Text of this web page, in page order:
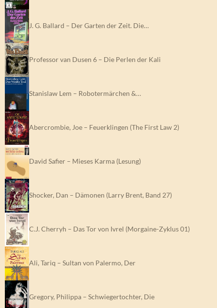
J. G. Ballard – Der Garten der Zeit. Die…
Professor van Dusen 6 – Die Perlen der Kali
Stanislaw Lem – Robotermärchen &…
Abercrombie, Joe – Feuerklingen (The First Law 2)
David Safier – Mieses Karma (Lesung)
Shocker, Dan – Dämonen (Larry Brent, Band 27)
C.J. Cherryh – Das Tor von Ivrel (Morgaine-Zyklus 01)
Ali, Tariq – Sultan von Palermo, Der
Gregory, Philippa – Schwiegertochter, Die